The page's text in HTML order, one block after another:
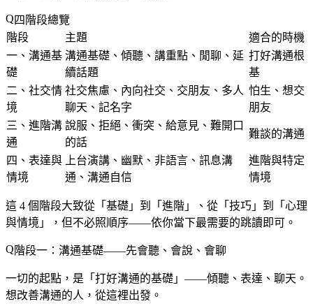
四階段總覽
階段
主題
適合的時機
一、溝通基
礎
溝通基礎、傾聽、講重點、閒聊、延
續話題
打好溝通根
基
二、社交情
境
社交焦慮、內向社交、交朋友、多人
聊天、記名字
怕生、想交
朋友
三、進階溝
通
說服、拒絕、衝突、給意見、難開口
的話
難談的溝通
四、表達與
情境
上台演講、幽默、非語言、訊息溝
通、溝通自信
進階與特定
情境
這 4 個階段大致從「基礎」到「進階」、從「技巧」到「心理
與情境」，但不必照順序——依你當下最需要的跳讀即可。
階段一：溝通基礎——先會聽、會說、會聊
一切的起點，是「打好溝通的基礎」——傾聽、表達、聊天。
想改善溝通的人，從這裡出發。